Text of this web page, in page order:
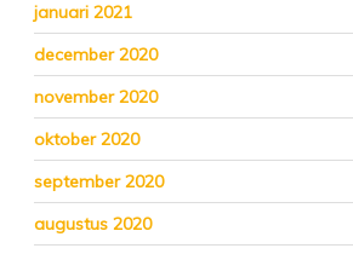
januari 2021
december 2020
november 2020
oktober 2020
september 2020
augustus 2020